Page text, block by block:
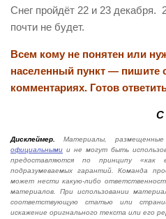
Снег пройдёт 22 и 23 декабря.
почти не будет.
Всем кому не понятен или
населенный пункт — пишите
комментариях. Готов
С
Дисклеймер. Материалы,
официальными и не могут быть
предоставляются по принципу «как
подразумеваемых гарантий. Команда
может нести какую-либо
материалов. При использовании
соответствующую статью или
искажение оригнального текста или его